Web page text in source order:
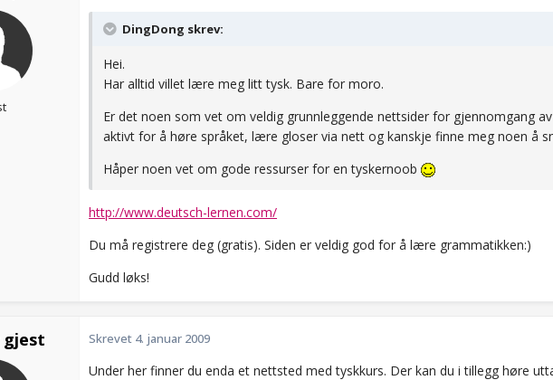
DingDong skrev:
Hei.
Har alltid villet lære meg litt tysk. Bare for moro.
Er det noen som vet om veldig grunnleggende nettsider for gjennomgang
aktivt for å høre språket, lære gloser via nett og kanskje finne meg noen å
Håper noen vet om gode ressurser for en tyskernoob
http://www.deutsch-lernen.com/
Du må registrere deg (gratis). Siden er veldig god for å lære grammatikken:)
Gudd løks!
gjest Skrevet 4. januar 2009
Under her finner du enda et nettsted med tyskkurs. Der kan du i tillegg høre